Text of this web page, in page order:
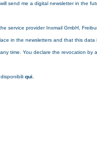
send me a digital newsletter in the
service provider Inxmail GmbH,
in the newsletters and that this data
time. You declare the revocation by
qui